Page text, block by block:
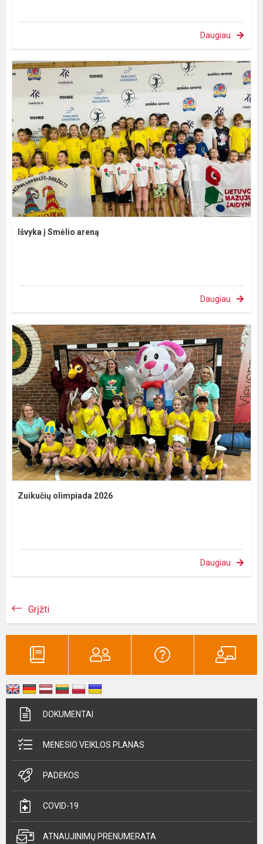
Daugiau
Išvyka į Smėlio areną
Daugiau
Zuikučių olimpiada 2026
Daugiau
Grįžti
DOKUMENTAI
MĖNESIO VEIKLOS PLANAS
PADĖKOS
COVID-19
ATNAUJINIMŲ PRENUMERATA